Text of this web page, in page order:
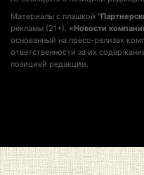
Материалы с плашкой
рекламы (21+). «Новости
основанный на пресс-релизах
ответственности за их
позицией редакции.